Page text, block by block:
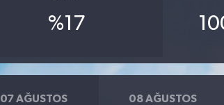
%17
07 AĞUSTOS 08 AĞUSTOS